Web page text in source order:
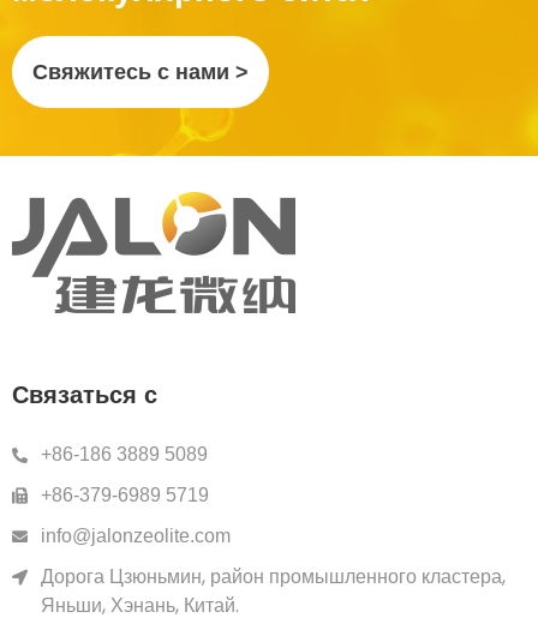
Свяжитесь с нами >
Связаться с
+86-186 3889 5089
+86-379-6989 5719
info@jalonzeolite.com
Дорога Цзюньмин, район промышленного кластера,
Яньши, Хэнань, Китай.